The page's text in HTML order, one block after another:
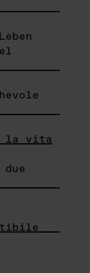
la vita
due